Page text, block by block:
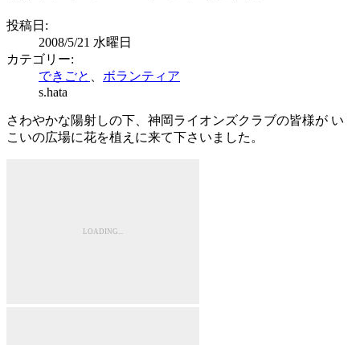
投稿日:
2008/5/21 水曜日
カテゴリー:
できごと
ボランティア
s.hata
さわやかな陽射しの下、神岡ライオンズクラブの皆様が い
こいの広場に花を植えに来て下さいました。